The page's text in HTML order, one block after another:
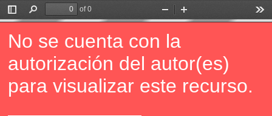
Toggle
Sidebar
Find
of 0
Zoom
Out
In
No se cuenta con la
autorización del autor(es)
para visualizar este recurso.